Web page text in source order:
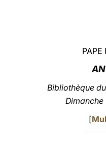
PAPE
Bibliothèque
Dimanche
[